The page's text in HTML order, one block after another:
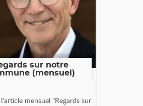
sur notre
(mensuel)
mensuel "Regards sur